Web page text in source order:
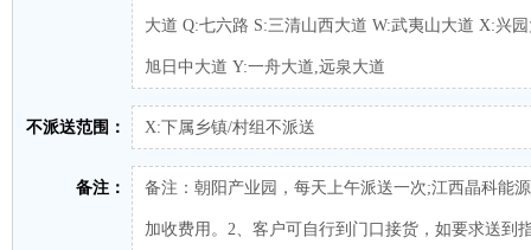
大道 Q:七六路 S:三清山西大道 W:武夷山大道 X:兴
旭日中大道 Y:一舟大道,远泉大道
不派送范围： X:下属乡镇/村组不派送
备注： 备注：朝阳产业园，每天上午派送一次;江西晶科能
加收费用。2、客户可自行到门口接货，如要求送到